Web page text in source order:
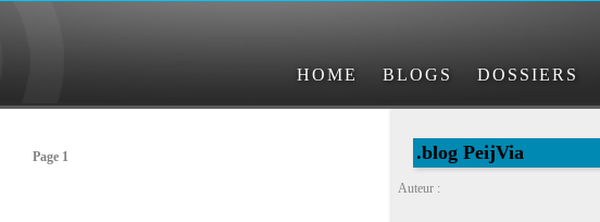
HOME BLOGS DOSSIERS
Page 1 .blog PeijVia
Auteur :